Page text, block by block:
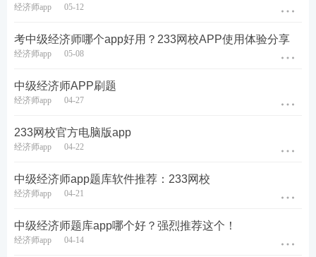
经济师app 05-12
考中级经济师哪个app好用？233网校APP使用体验分享
经济师app 05-08
中级经济师APP刷题
经济师app 04-27
233网校官方电脑版app
经济师app 04-22
中级经济师app题库软件推荐：233网校
经济师app 04-21
中级经济师题库app哪个好？强烈推荐这个！
经济师app 04-14